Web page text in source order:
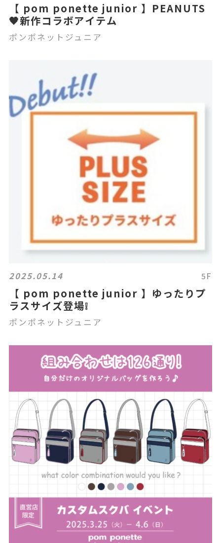
【 pom ponette junior 】PEANUTS
🖤新作コラボアイテム
ポンポネットジュニア
2025.05.14 5F
【 pom ponette junior 】ゆったりプ
ラスサイズ登場❕
ポンポネットジュニア